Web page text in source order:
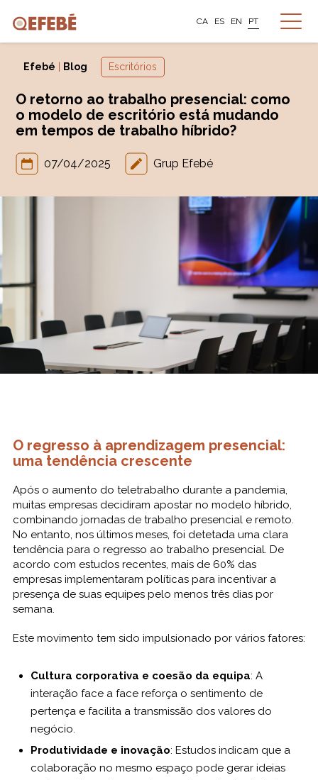
CA ES EN PT
Efebé Blog Escritórios
O retorno ao trabalho presencial: como
o modelo de escritório está mudando
em tempos de trabalho híbrido?
07/04/2025 Grup Efebé
O regresso à aprendizagem presencial:
uma tendência crescente
Após o aumento do teletrabalho durante a pandemia,
muitas empresas decidiram apostar no modelo híbrido,
combinando jornadas de trabalho presencial e remoto.
No entanto, nos últimos meses, foi detetada uma clara
tendência para o regresso ao trabalho presencial. De
acordo com estudos recentes, mais de 60% das
empresas implementaram políticas para incentivar a
presença de suas equipes pelo menos três dias por
semana.
Este movimento tem sido impulsionado por vários fatores:
Cultura corporativa e coesão da equipa: A
interação face a face reforça o sentimento de
pertença e facilita a transmissão dos valores do
negócio.
Produtividade e inovação: Estudos indicam que a
colaboração no mesmo espaço pode gerar ideias